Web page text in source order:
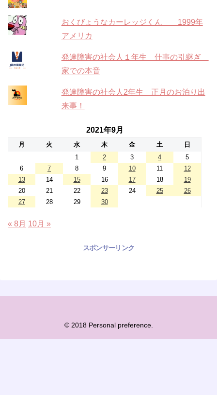
おくびょうなカーレッジくん 1999年
アメリカ
発達障害の社会人１年生 仕事の引継ぎ
家での本音
発達障害の社会人2年生 正月のお泊り出
来事！
2021年9月
月 火 水 木 金 土
日
1
2 3 4
5
6
7 8 9 10 11
12
13
14 15 16 17 18
19
20
21 22 23 24 25
26
27
28 29 30
« 8月 10月 »
スポンサーリンク
© 2018 Personal preference.